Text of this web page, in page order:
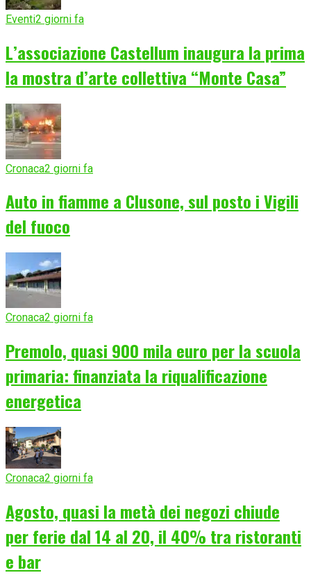
Eventi2 giorni fa
L’associazione Castellum inaugura la prima
la mostra d’arte collettiva “Monte Casa”
Cronaca2 giorni fa
Auto in fiamme a Clusone, sul posto i Vigili
del fuoco
Cronaca2 giorni fa
Premolo, quasi 900 mila euro per la scuola
primaria: finanziata la riqualificazione
energetica
Cronaca2 giorni fa
Agosto, quasi la metà dei negozi chiude
per ferie dal 14 al 20, il 40% tra ristoranti
e bar